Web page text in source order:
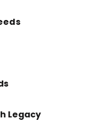
Legacy